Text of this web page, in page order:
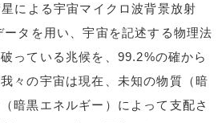
による宇宙マイクロ波背景放射
ータを用い、宇宙を記述する物理法
っている兆候を、99.2%の確から
々の宇宙は現在、未知の物質（暗
暗黒エネルギー）によって支配さ